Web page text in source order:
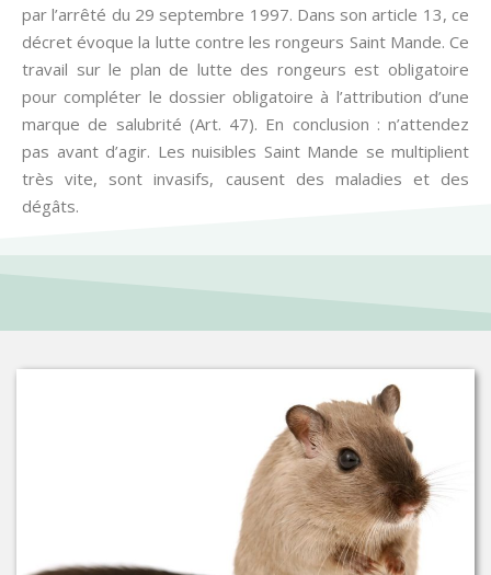
par l’arrêté du 29 septembre 1997. Dans son article 13, ce
décret évoque la lutte contre les rongeurs Saint Mande. Ce
travail sur le plan de lutte des rongeurs est obligatoire
pour compléter le dossier obligatoire à l’attribution d’une
marque de salubrité (Art. 47). En conclusion : n’attendez
pas avant d’agir. Les nuisibles Saint Mande se multiplient
très vite, sont invasifs, causent des maladies et des
dégâts.